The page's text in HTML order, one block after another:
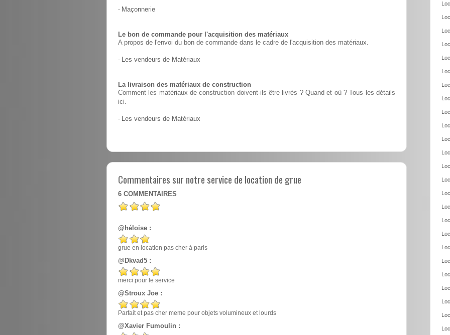
- Maçonnerie
Le bon de commande pour l'acquisition des matériaux
A propos de l'envoi du bon de commande dans le cadre de l'acquisition des matériaux.
- Les vendeurs de Matériaux
La livraison des matériaux de construction
Comment les matériaux de construction doivent-ils être livrés ? Quand et où ? Tous les détails
ici.
- Les vendeurs de Matériaux
Commentaires sur notre service de location de grue
6 COMMENTAIRES
@héloise :
grue en location pas cher à paris
@Dkvad5 :
merci pour le service
@Stroux Joe :
Parfait et pas cher meme pour objets volumineux et lourds
@Xavier Fumoulin :